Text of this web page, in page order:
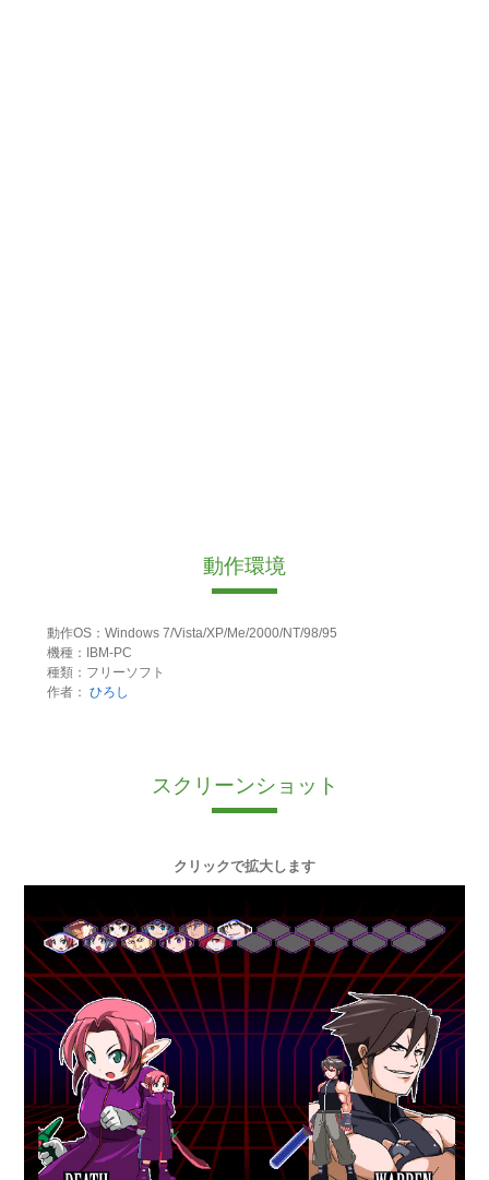
動作環境
動作OS：Windows 7/Vista/XP/Me/2000/NT/98/95
機種：IBM-PC
種類：フリーソフト
作者： ひろし
スクリーンショット
クリックで拡大します